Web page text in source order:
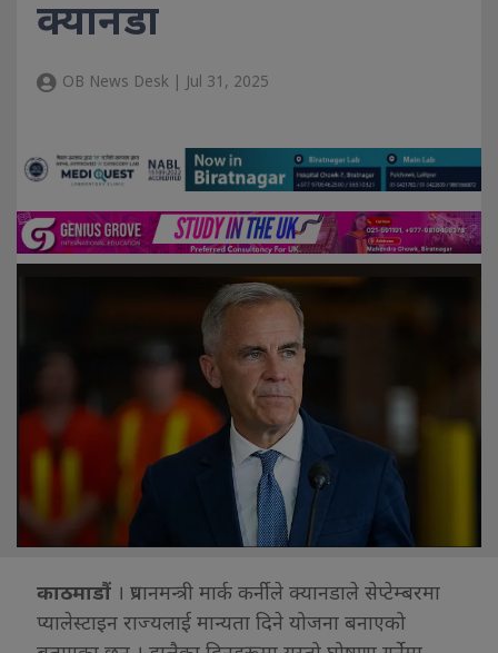
क्यानडा
OB News Desk | Jul 31, 2025
काठमाडौं । प्रधानमन्त्री मार्क कर्नीले क्यानडाले सेप्टेम्बरमा
प्यालेस्टाइन राज्यलाई मान्यता दिने योजना बनाएको